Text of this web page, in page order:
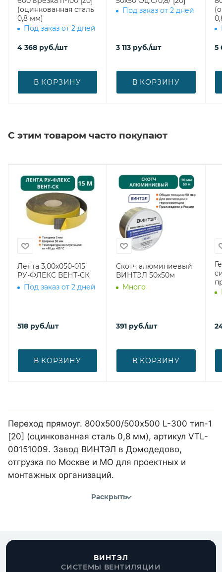
(оцинкованная сталь
0,8 мм)
Под заказ от 2 дней
4 368 руб./шт
В КОРЗИНУ
Под заказ от 2 дней
3 113 руб./шт
В КОРЗИНУ
5
С этим товаром часто покупают
Лента 3,00х050-015
РУ-ФЛЕКС ВЕНТ-СК
Под заказ от 2 дней
518 руб./шт
В КОРЗИНУ
Скотч алюминиевый
ВИНТЭЛ 50х50м
Много
391 руб./шт
В КОРЗИНУ
Переход прямоуг. 800х500/500х500 L-300 тип-1
[20] (оцинкованная сталь 0,8 мм), артикул VTL-
00151009. Завод ВИНТЭЛ в Домодедово,
отгрузка по Москве и МО для проектных и
монтажных организаций.
Раскрыть
ВИНТЭЛ
СИСТЕМЫ ВЕНТИЛЯЦИИ